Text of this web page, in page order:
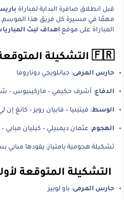
قبل انطلاق صافرة البداية لمباراة
مهمًا في مسيرة كل فريق هذا الموسم.
المباراة على موقع اهداف لبث
🇫🇷 التشكيلة المتوقعة لباريس سان جيرمان – مدججة بالنجوم
حارس المرمى: جيانلويجي دوناروما
الدفاع: أشرف حكيمي – ماركينيوس –
الوسط: فيتينيا – فابيان رويز – كانغ إن
الهجوم: عثمان ديمبيلي – كيليان مبابي
تشكيلة هجومية بامتياز، يقودها
التشكيلة المتوقعة
حارس المرمى: باو لوبيز